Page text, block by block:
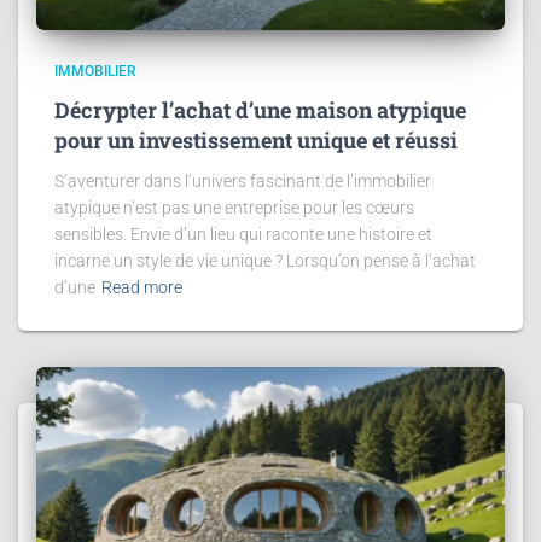
IMMOBILIER
Décrypter l’achat d’une maison atypique
pour un investissement unique et réussi
S’aventurer dans l’univers fascinant de l’immobilier
atypique n’est pas une entreprise pour les cœurs
sensibles. Envie d’un lieu qui raconte une histoire et
incarne un style de vie unique ? Lorsqu’on pense à l’achat
d’une Read more